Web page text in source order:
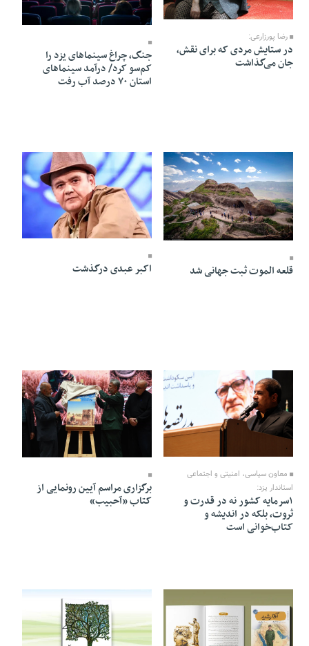
05 Mordad 1405 - 05:52
رضا پورزارعی:
در ستایش مردی که برای نقش،
جان می‌گذاشت
04 Mordad 1405 - 22:38
جنگ، چراغ سینماهای یزد را
کم‌سو کرد/ درآمد سینماهای
استان ۷۰ درصد آب رفت
04 Mordad 1405 - 22:15
قلعه الموت ثبت جهانی شد
02 Mordad 1405 - 21:07
اکبر عبدی درگذشت
معاون سیاسی، امنیتی و اجتماعی
استاندار یزد:
۱سرمایه کشور نه در قدرت و
ثروت، بلکه در اندیشه و
کتاب‌خوانی است
برگزاری مراسم آیین رونمایی از
کتاب «آحبیب»